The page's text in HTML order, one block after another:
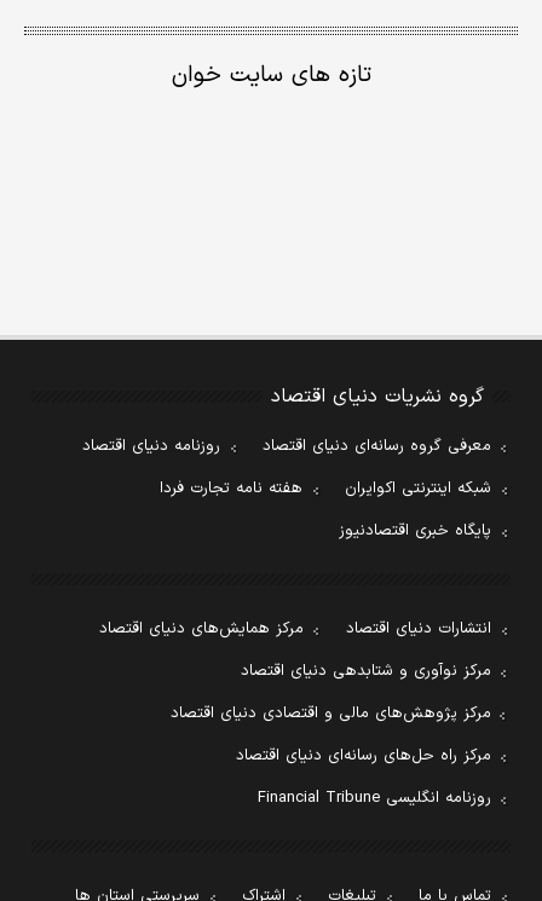
تازه های سایت خوان
گروه نشریات دنیای اقتصاد
معرفی گروه رسانه‌ای دنیای اقتصاد
روزنامه دنیای اقتصاد
شبکه اینترنتی اکوایران
هفته نامه تجارت فردا
پایگاه خبری اقتصادنیوز
انتشارات دنیای اقتصاد
مرکز همایش‌های دنیای اقتصاد
مرکز نوآوری و شتابدهی دنیای اقتصاد
مرکز پژوهش‌های مالی و اقتصادی دنیای اقتصاد
مرکز راه حل‌های رسانه‌ای دنیای اقتصاد
روزنامه انگلیسی Financial Tribune
تماس با ما تبلیغات اشتراک سرپرستی استان ها